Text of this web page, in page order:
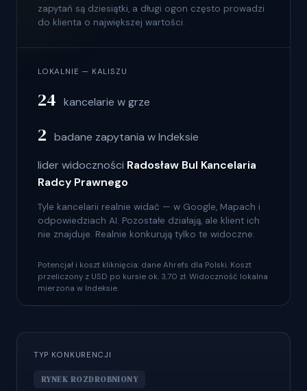
zapytań są dziesiątki, a długi ogon często prowadzi
do klienta o największej wartości.
LOKALNIE — KALISZU
24 kancelarie w grze
2 badane zapytania w Indeksie
lider widoczności Radosław Bul Kancelaria
Radcy Prawnego
Tyle kancelarii realnie widać — w Google, Mapach i
odpowiedziach AI. Pozostałe działają, ale klient ich
nie znajduje. Realnie konkurują tylko te widoczne.
Potencjał i koszt kliknięcia: dane Ahrefs dla Polski. Koszt
przeliczony z USD po kursie ok. 3,70 zł. Widoczność lokalna
mierzona w Indeksie.
TYP KONKURENCJI
RYNEK ROZDROBNIONY